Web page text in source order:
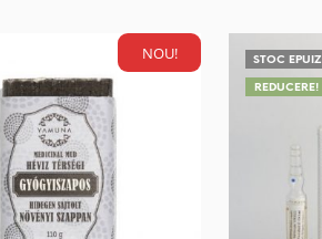
NOU! STOC
REDUCERE!